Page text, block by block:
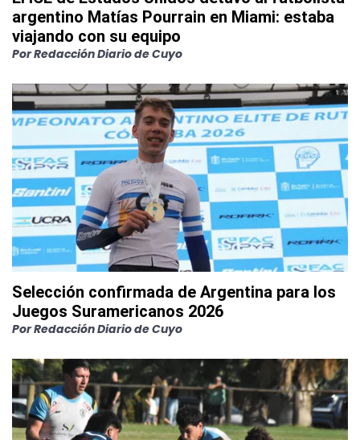
argentino Matías Pourrain en Miami: estaba
viajando con su equipo
PorRedacción Diario de Cuyo
Selección confirmada de Argentina para los
Juegos Suramericanos 2026
PorRedacción Diario de Cuyo